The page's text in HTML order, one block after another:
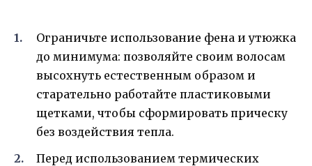
Ограничьте использование фена и утюжка
до минимума: позволяйте своим волосам
высохнуть естественным образом и
старательно работайте пластиковыми
щетками, чтобы сформировать прическу
без воздействия тепла.
Перед использованием термических